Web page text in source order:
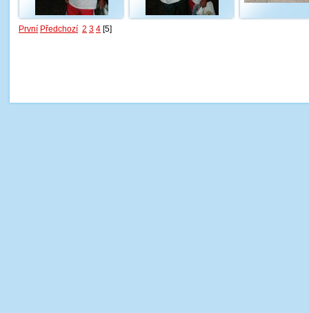
První Předchozí 2 3 4 [5]